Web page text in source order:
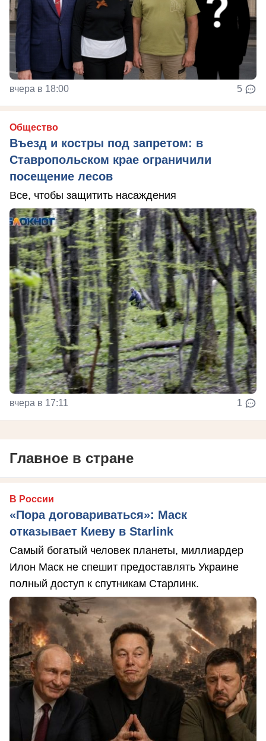
вчера в 18:00 5
Общество
Въезд и костры под запретом: в
Ставропольском крае ограничили
посещение лесов
Все, чтобы защитить насаждения
вчера в 17:11 1
Главное в стране
В России
«Пора договариваться»: Маск
отказывает Киеву в Starlink
Самый богатый человек планеты, миллиардер
Илон Маск не спешит предоставлять Украине
полный доступ к спутникам Старлинк.